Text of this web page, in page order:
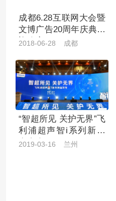
成都6.28互联网大会暨
文博广告20周年庆典欢
迎晚宴
2018-06-28 成都
“智超所见 关护无界”飞
利浦超声智i系列新品
发布会
2019-03-16 兰州